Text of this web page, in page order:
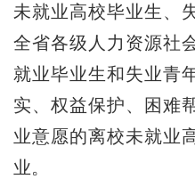
未就业高校毕业生、
全省各级人力资源社
就业毕业生和失业青
实、权益保护、困难
业意愿的离校未就业
业。